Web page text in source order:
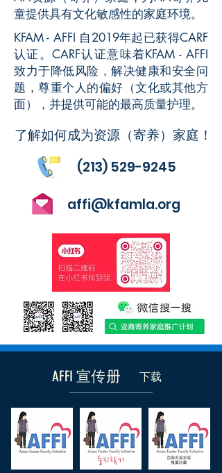
童提供具有文化敏感性的家庭环境。
KFAM - AFFI 自2019年起已获得CARF
认证。CARF认证意味着KFAM - AFFI
致力于降低风险，解决健康和安全问
题，尊重个人的偏好（文化或其他方
面），并提供可能的最高质量护理。
了解如何成为资源（寄养）家庭！
(213) 529-9245
affi@kfamla.org
AFFI 宣传册 下载